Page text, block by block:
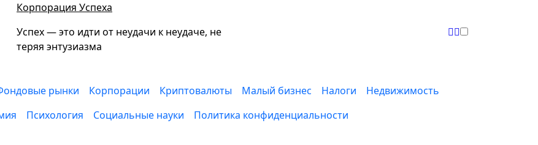
Корпорация Успеха
Успех — это идти от неудачи к неудаче, не
теряя энтузиазма
рынки Корпорации Криптовалюты Малый бизнес Налоги
Недвижимость
Психология Социальные науки Политика конфиденциальности